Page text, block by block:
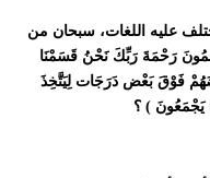
عليه اللغات، سبحان من
رَحْمَةَ رَبِّكَ نَحْنُ قَسَمْنَا
فَوْقَ بَعْض دَرَجَات لِيَتَّخِذَ
يَجْمَعُونَ ) ؟